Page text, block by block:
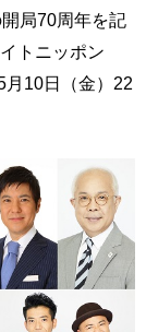
局70周年を記
トニッポン
月10日（金）22